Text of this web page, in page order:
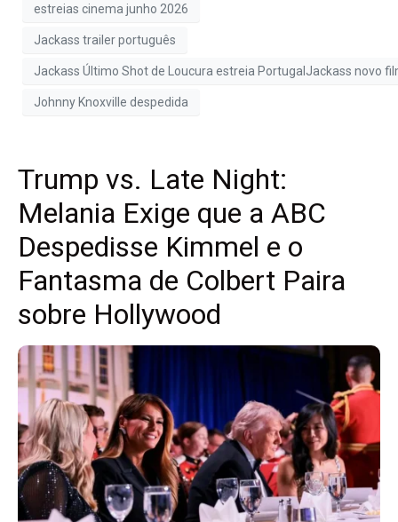
estreias cinema junho 2026
Jackass trailer português
Jackass Último Shot de Loucura estreia PortugalJackass novo
Johnny Knoxville despedida
Trump vs. Late Night:
Melania Exige que a ABC
Despedisse Kimmel e o
Fantasma de Colbert Paira
sobre Hollywood